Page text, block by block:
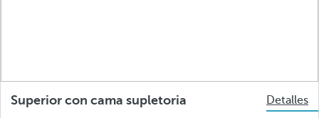
Superior con cama supletoria
Detalles